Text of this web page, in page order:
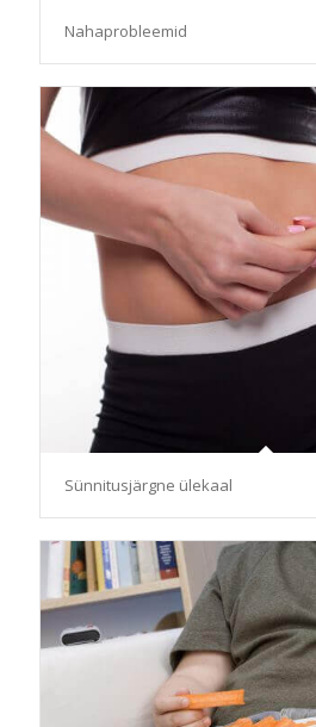
Nahaprobleemid
Sünnitusjärgne ülekaal